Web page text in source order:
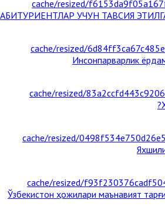
АБИТУРИЕНТЛАР УЧУН ТАВСИЯ
Инсонпарварлик
Ўзбекистон ҳожилари маънавият